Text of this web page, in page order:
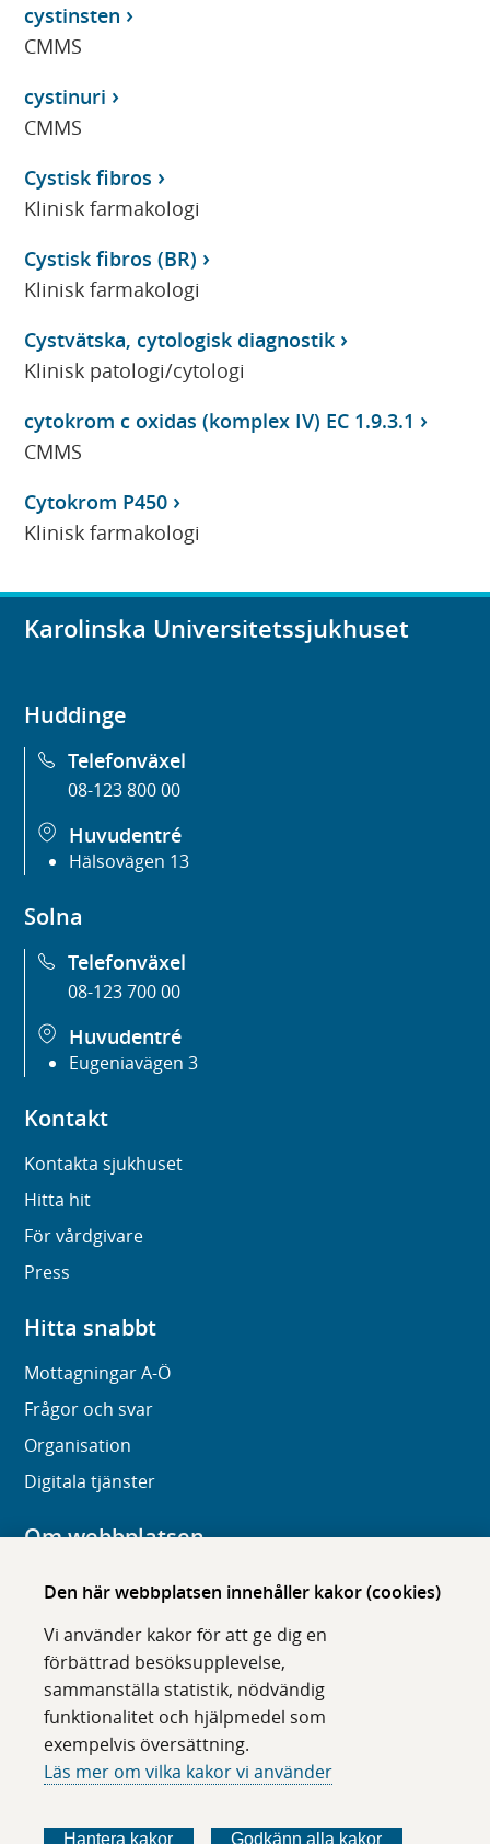
Den här webbplatsen innehåller kakor (cookies)
Vi använder kakor för att ge dig en
förbättrad besöksupplevelse,
sammanställa statistik, nödvändig
funktionalitet och hjälpmedel som
exempelvis översättning.
Läs mer om vilka kakor vi använder
Hantera kakor Godkänn alla kakor
cystinsten
CMMS
cystinuri
CMMS
Cystisk fibros
Klinisk farmakologi
Cystisk fibros (BR)
Klinisk farmakologi
Cystvätska, cytologisk diagnostik
Klinisk patologi/cytologi
cytokrom c oxidas (komplex IV) EC 1.9.3.1
CMMS
Cytokrom P450
Klinisk farmakologi
Karolinska Universitetssjukhuset
Huddinge
Telefonväxel
08-123 800 00
Huvudentré
Hälsovägen 13
Solna
Telefonväxel
08-123 700 00
Huvudentré
Eugeniavägen 3
Kontakt
Kontakta sjukhuset
Hitta hit
För vårdgivare
Press
Hitta snabbt
Mottagningar A-Ö
Frågor och svar
Organisation
Digitala tjänster
Om webbplatsen
Om karolinska.se
Tillgänglighet
Om cookies
Följ oss i sociala medier
ö
ö
ö